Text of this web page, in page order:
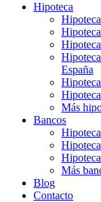
Hipoteca
España
Más
Bancos
Más
Blog
Contacto